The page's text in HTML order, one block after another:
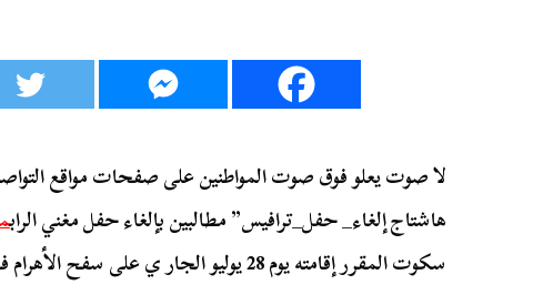
لا صوت يعلو فوق صوت المواطنين على صفحات مواقع
هاشتاج إلغاء_ حفل_ترافيس” مطالبين بإلغاء حفل مغني الراب
سكوت المقرر إقامته يوم 28 يوليو الجار ي على سفح الأهرام في الجيزة.